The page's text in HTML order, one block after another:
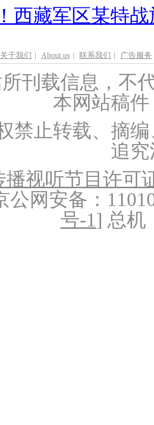
西藏军区某特
关于我们 | About us | 联系我们 | 广告服务
刊载信息，不
本网站稿
禁止转载、摘
追
播视听节目许可
公网安备：
号-1] 总机